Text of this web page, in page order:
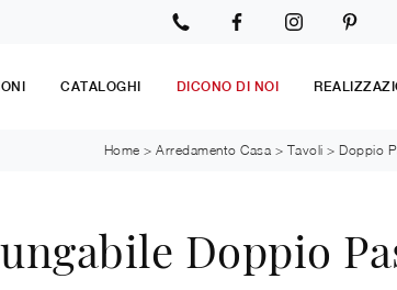
CATALOGHI DICONO DI NOI
Home >Arredamento Casa > Tavoli >Doppio
Doppio